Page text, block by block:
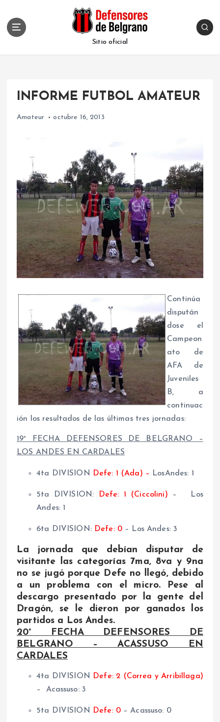
Sitio oficial
INFORME FUTBOL AMATEUR
Amateur octubre 16, 2013
Continúa
dispután
dose el
Campeon
ato de
AFA de
Juveniles
B, a
continuac
ión los resultados de las últimas tres jornadas:
19° FECHA DEFENSORES DE BELGRANO –
LOS ANDES EN CARDALES
4ta DIVISION Defe: 1 (Ada) – LosAndes: 1
5ta DIVISION: Defe: 1 (Ciccolini) – Los
Andes: 1
6ta DIVISION: Defe: 0 – Los Andes: 3
La jornada que debían disputar de
visitante las categorías 7ma, 8va y 9na
no se jugó porque Defe no llegó, debido
a un problema con el micro. Pese al
descargo presentado por la gente del
Dragón, se le dieron por ganados los
partidos a Los Andes.
20° FECHA DEFENSORES DE
BELGRANO – ACASSUSO EN
CARDALES
4ta DIVISION
Defe: 2 (Correa y Arribillaga)
– Acassuso: 3
5ta DIVISION Defe: 0– Acassuso: 0